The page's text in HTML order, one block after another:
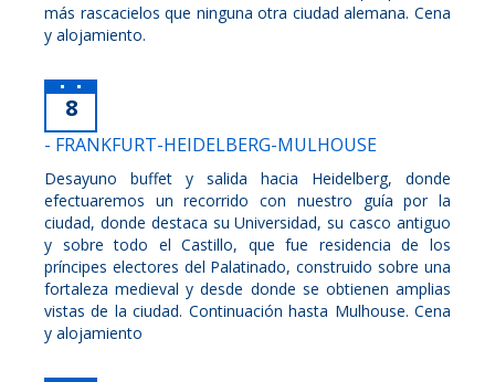
más rascacielos que ninguna otra ciudad alemana. Cena
y alojamiento.
8
- FRANKFURT-HEIDELBERG-MULHOUSE
Desayuno buffet y salida hacia Heidelberg, donde
efectuaremos un recorrido con nuestro guía por la
ciudad, donde destaca su Universidad, su casco antiguo
y sobre todo el Castillo, que fue residencia de los
príncipes electores del Palatinado, construido sobre una
fortaleza medieval y desde donde se obtienen amplias
vistas de la ciudad. Continuación hasta Mulhouse. Cena
y alojamiento